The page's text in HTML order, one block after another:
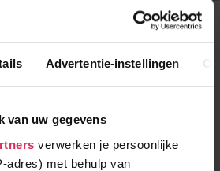
Advertentie-instellingen
van uw gegevens
verwerken je persoonlijke
adres) met behulp van
Tot
€ 107pp